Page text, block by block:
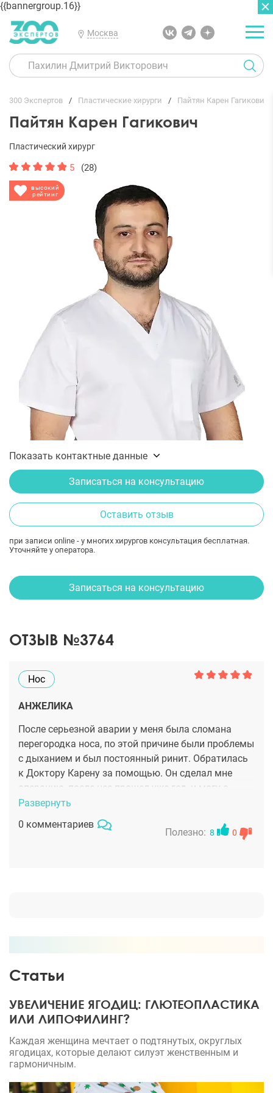
{{bannergroup.16}}
Москва
300 Экспертов Пластические хирурги Пайтян Карен Гагикович
Пайтян Карен Гагикович
высокий
рейтинг
Пластический хирург
5 (28)
Показать контактные данные
Записаться на консультацию
Оставить отзыв
при записи online - у многих хирургов консультация бесплатная.
Уточняйте у оператора.
ГЛАВНАЯ ОТЗЫВЫ
Записаться на консультацию
ОТЗЫВ №3764
Нос
АНЖЕЛИКА
После серьезной аварии у меня была сломана
перегородка носа, по этой причине были проблемы
с дыханием и был постоянный ринит. Обратилась
к Доктору Карену за помощью. Он сделал мне
операцию, после нее прошел уже год, и могу с
уверенностью сказать, что проблем у меня уже
нет. Нос идеальной формы, могу теперь дышать
свободно.
Развернуть
0 комментариев
Полезно: 8 0
Статьи
УВЕЛИЧЕНИЕ ЯГОДИЦ: ГЛЮТЕОПЛАСТИКА
ИЛИ ЛИПОФИЛИНГ?
Каждая женщина мечтает о подтянутых, округлых
ягодицах, которые делают силуэт женственным и
гармоничным.